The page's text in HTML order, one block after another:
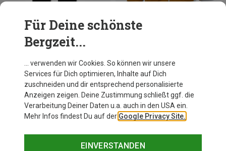
Du sparst 28%
Für Deine schönste
Bergzeit...
… verwenden wir Cookies. So können wir unsere
Services für Dich optimieren, Inhalte auf Dich
zuschneiden und dir entsprechend personalisierte
Anzeigen zeigen. Deine Zustimmung schließt ggf. die
Verarbeitung Deiner Daten u.a. auch in den USA ein.
Mehr Infos findest Du auf der Google Privacy Site.
EINVERSTANDEN